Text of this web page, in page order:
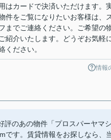
はカードで決済いただけます。
件をご覧になりたいお客様は、
までご連絡ください。ご希望の
紹介いたします。どうぞお気軽
ください。
情報
評のあの物件「プロスパーヤマ
です。賃貸情報をお探しなら、